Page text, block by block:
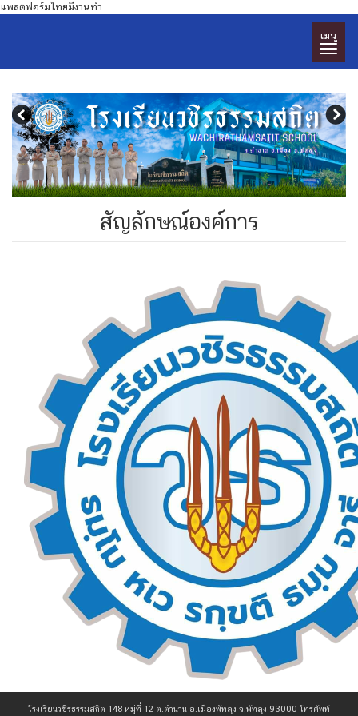
แพลตฟอร์มไทยมีงานทำ
เมนู
สัญลักษณ์องค์การ
โรงเรียนวชิรธรรมสถิต 148 หมู่ที่ 12 ต.ตำนาน อ.เมืองพัทลุง จ.พัทลุง 93000 โทรศัพท์